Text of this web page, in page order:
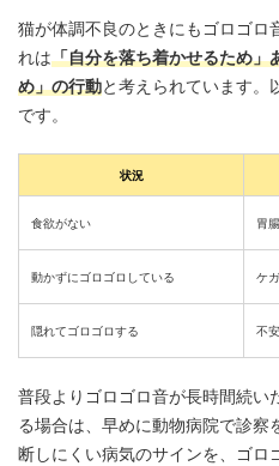
猫が体調不良のときにもゴロゴロ
れは「自分を落ち着かせるため」
め」の行動と考えられています。
です。
状況
食欲がない 胃
動かずにゴロゴロしている ケ
隠れてゴロゴロする 不
普段よりゴロゴロ音が長時間続い
る場合は、早めに動物病院で診察
断しにくい病気のサインを、ゴロ